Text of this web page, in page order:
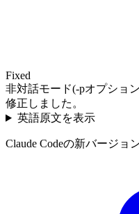
Fixed
非対話モード(-pオプショ
修正しました。
英語原文を表示
Claude Codeの新バージョ